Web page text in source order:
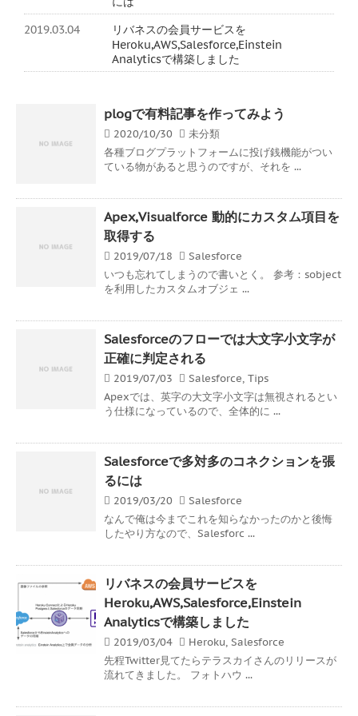
2019.03.04
リバネスの会員サービスを
Heroku,AWS,Salesforce,Einstein
Analyticsで構築しました
plogで有料記事を作ってみよう
2020/10/30
未分類
各種ブログプラットフォームに投げ銭機能がつい
ている物があると思うのですが、それを ...
Apex,Visualforce 動的にカスタム項目を
取得する
2019/07/18
Salesforce
いつも忘れてしまうので書いとく。 参考：sobject
を利用したカスタムオブジェ ...
Salesforceのフローでは大文字小文字が
正確に判定される
2019/07/03 Salesforce, Tips
Apexでは、英字の大文字小文字は無視されるとい
う仕様になっているので、全体的に ...
Salesforceで多対多のコネクションを張
るには
2019/03/20
Salesforce
なんで俺は今までこれを知らなかったのかと後悔
したやり方なので、Salesforc ...
リバネスの会員サービスを
Heroku,AWS,Salesforce,Einstein
Analyticsで構築しました
2019/03/04 Heroku, Salesforce
先程Twitter見てたらテラスカイさんのリリースが
流れてきました。 フォトハウ ...